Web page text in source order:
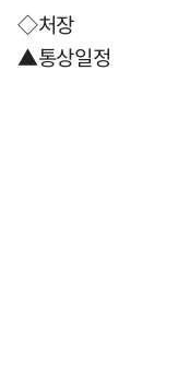
◇처장
▲통상일정